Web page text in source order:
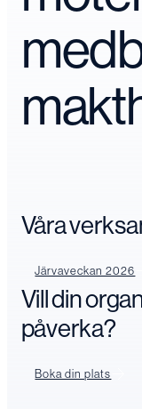
Våra
Järvaveckan 2026
Vill din
påverka?
Boka din plats